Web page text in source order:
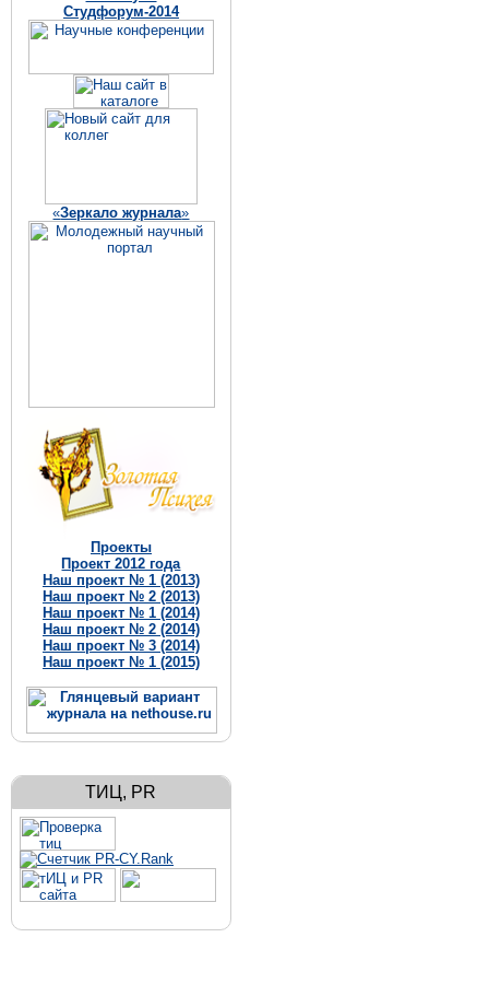
Студфорум-2014
«Зеркало журнала»
Проекты
Проект 2012 года
Наш проект № 1 (2013)
Наш проект № 2 (2013)
Наш проект № 1 (2014)
Наш проект № 2 (2014)
Наш проект № 3 (2014)
Наш проект № 1 (2015)
ТИЦ, PR